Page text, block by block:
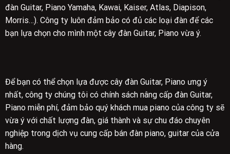
đàn Guitar, Piano Yamaha, Kawai, Kaiser, Atlas, Diapison,
Morris…). Công ty luôn đảm bảo có đủ các loại đàn để các
bạn lựa chọn cho mình một cây đàn Guitar, Piano vừa ý.
Để bạn có thể chọn lựa được cây đàn Guitar, Piano ưng ý
nhất, công ty chúng tôi có chính sách nâng cấp đàn Guitar,
Piano miễn phí, đảm bảo quý khách mua piano của công ty sẽ
vừa ý với chất lượng đàn, giá thành và sự chu đáo chuyên
nghiệp trong dịch vụ cung cấp bán đàn piano, guitar của cửa
hàng.